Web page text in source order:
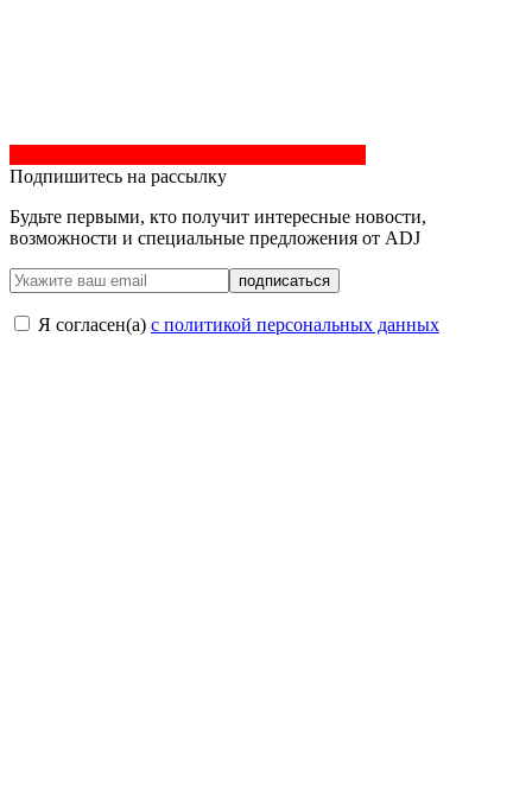
Подпишитесь на рассылку
Будьте первыми, кто получит интересные новости,
возможности и специальные предложения от ADJ
подписаться
Я согласен(a) с политикой персональных данных